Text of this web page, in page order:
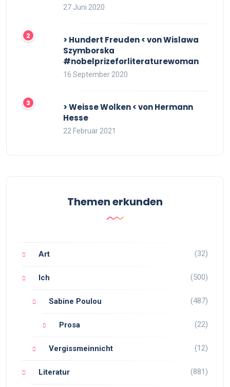
27 Juni 2020
> Hundert Freuden < von Wislawa
Szymborska
#nobelprizeforliteraturewoman
16 September 2020
> Weisse Wolken < von Hermann
Hesse
22 Februar 2021
Themen erkunden
Art (32)
Ich (500)
Sabine Poulou (487)
Prosa (22)
Vergissmeinnicht (12)
Literatur (881)